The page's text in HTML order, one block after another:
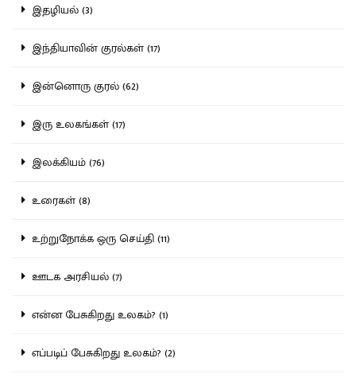
இதழியல் (3)
இந்தியாவின் குரல்கள் (17)
இன்னொரு குரல் (62)
இரு உலகங்கள் (17)
இலக்கியம் (76)
உரைகள் (8)
உற்றுநோக்க ஒரு செய்தி (11)
ஊடக அரசியல் (7)
என்ன பேசுகிறது உலகம்? (1)
எப்படிப் பேசுகிறது உலகம்? (2)